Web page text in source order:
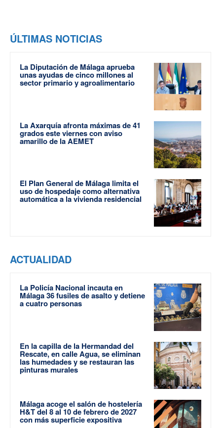
ÚLTIMAS NOTICIAS
La Diputación de Málaga aprueba
unas ayudas de cinco millones al
sector primario y agroalimentario
La Axarquía afronta máximas de 41
grados este viernes con aviso
amarillo de la AEMET
El Plan General de Málaga limita el
uso de hospedaje como alternativa
automática a la vivienda residencial
ACTUALIDAD
La Policía Nacional incauta en
Málaga 36 fusiles de asalto y detiene
a cuatro personas
En la capilla de la Hermandad del
Rescate, en calle Agua, se eliminan
las humedades y se restauran las
pinturas murales
Málaga acoge el salón de hostelería
H&T del 8 al 10 de febrero de 2027
con más superficie expositiva